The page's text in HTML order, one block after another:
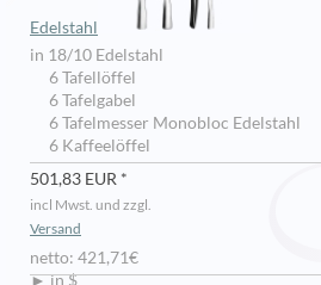
Edelstahl
in 18/10 Edelstahl
6 Tafellöffel
6 Tafelgabel
6 Tafelmesser Monobloc Edelstahl
6 Kaffeelöffel
501,83 EUR *
incl Mwst. und zzgl.
Versand
netto: 421,71€
► in $